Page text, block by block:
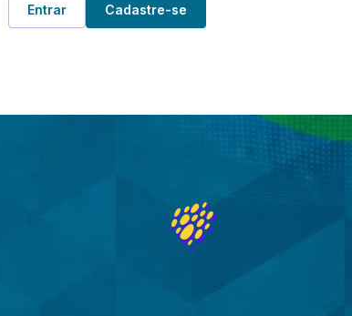
Entrar Cadastre-se